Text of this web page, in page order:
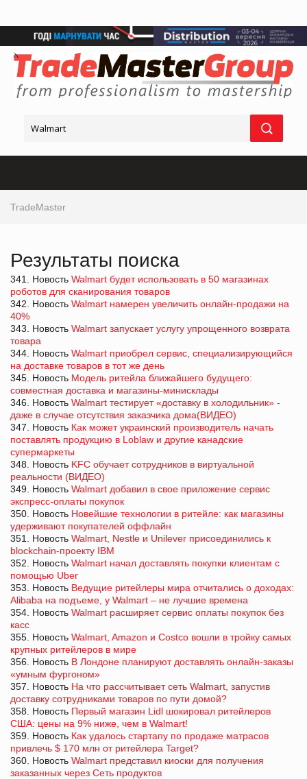
TradeMaster
Результаты поиска
341. Новость Walmart будет использовать в 50 магазинах
роботов для сканирования товаров
342. Новость Walmart намерен увеличить онлайн-продажи на
40%
343. Новость Walmart запускает услугу упрощенного возврата
товара
344. Новость Walmart приобрел сервис, специализирующийся
на доставке товаров в тот же день
345. Новость Модель ритейла ближайшего будущего:
совместная доставка и магазины-минисклады
346. Новость Walmart тестирует «доставку в холодильник» -
даже в случае отсутствия заказчика дома(ВИДЕО)
347. Новость Как может украинский производитель начать
поставлять продукцию в Loblaw и другие канадские
супермаркеты
348. Новость KFC обучает сотрудников в виртуальной
реальности (ВИДЕО)
349. Новость Walmart добавил в свое приложение сервис
экспресс-оплаты покупок
350. Новость Новейшие технологии в ритейле: как магазины
удерживают покупателей оффлайн
351. Новость Walmart, Nestle и Unilever присоединились к
blockchain-проекту IBM
352. Новость Walmart начал доставлять покупки клиентам с
помощью Uber
353. Новость Ведущие ритейлеры мира отчитались о доходах:
Alibaba на подъеме, у Walmart – не лучшие времена
354. Новость Walmart расширяет сервис оплаты покупок без
касс
355. Новость Walmart, Amazon и Costco вошли в тройку самых
крупных ритейлеров в мире
356. Новость В Лондоне планируют доставлять онлайн-заказы
«умным фургоном»
357. Новость На что рассчитывает сеть Walmart, запустив
доставку сотрудниками товаров по пути домой?
358. Новость Первый магазин Lidl шокировал ритейлеров
США: цены на 9% ниже, чем в Walmart!
359. Новость Как удалось стартапу по продаже матрасов
привлечь $ 170 млн от ритейлера Target?
360. Новость Walmart представил киоски для получения
заказанных через Сеть продуктов